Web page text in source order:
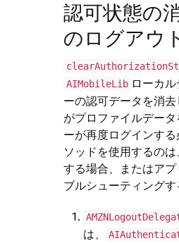
認可状態の
のログアウ
AIMobileLib ローカ
ーの認可データを消
がプロファイルデー
ーが再度ログインす
ソッドを使用するの
する場合、またはア
ブルシューティングす
は、